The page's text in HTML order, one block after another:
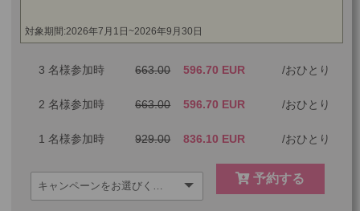
対象期間:2026年7月1日~2026年9月30日
3 名様参加時 663.00 596.70 EUR おひとり
2 名様参加時 663.00 596.70 EUR おひとり
1 名様参加時 929.00 836.10 EUR おひとり
予約する